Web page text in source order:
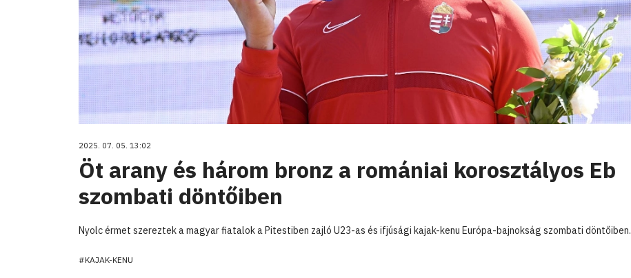
2025. 07. 05. 13:02
Öt arany és három bronz a romániai korosztályos Eb
szombati döntőiben
Nyolc érmet szereztek a magyar fiatalok a Pitestiben zajló U23-as és ifjúsági kajak-kenu Európa-bajnokság szombati döntőiben.
#KAJAK-KENU